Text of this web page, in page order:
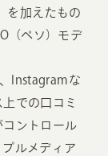
を加えたもの
（ペソ）モデ
Instagramな
での口コミ
ントロール
ルメディア